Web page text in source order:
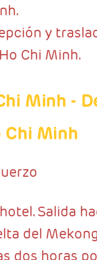
y
Chi Minh.
Minh -
Chi Minh
Salida
del
dos horas